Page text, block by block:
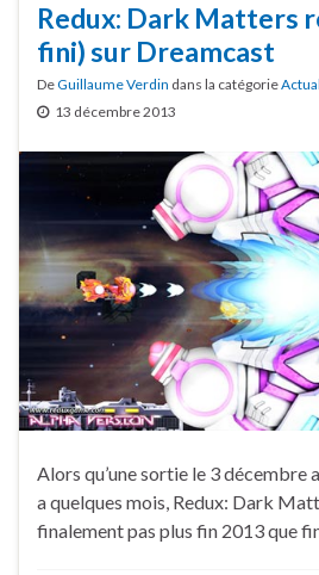
Redux: Dark Matters
fini) sur Dreamcast
DeGuillaume Verdin dans la catégorie
13 décembre 2013
Alors qu’une sortie le 3 décembre
a quelques mois, Redux: Dark
finalement pas plus fin 2013 que